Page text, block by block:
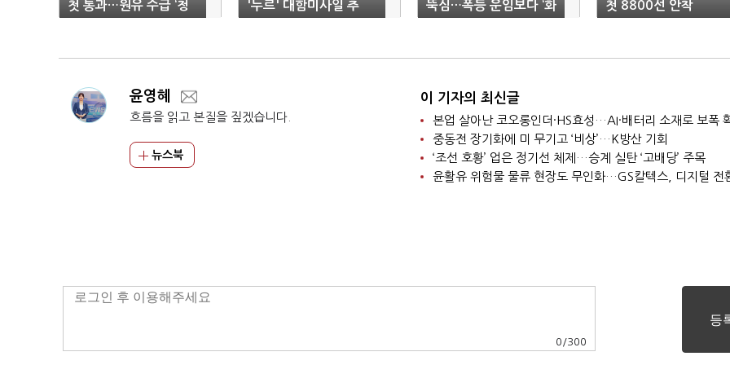
첫 통과…원유 수급 ‘청
신호’
'누르' 대함미사일 추
정"…'피격 23일만에'
뚝심…폭등 운임보다 ‘화
주 신뢰’
첫 8800선 안착
윤영혜
흐름을 읽고 본질을 짚겠습니다.
뉴스북
이 기자의 최신글
본업 살아난 코오롱인더·HS효성…AI·배터리 소재로 보폭
중동전 장기화에 미 무기고 ‘비상’…K방산 기회
‘조선 호황’ 업은 정기선 체제…승계 실탄 ‘고배당’ 주목
윤활유 위험물 물류 현장도 무인화…GS칼텍스, 디지털 전
0 /300